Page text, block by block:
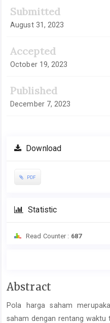
Submitted
August 31, 2023
Accepted
October 19, 2023
Published
December 7, 2023
Download
PDF
Statistic
Read Counter : 687
Main
Content
Abstract
Pola harga saham
saham dengan rentang waktu